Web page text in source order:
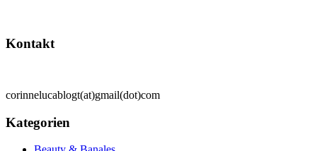
Kontakt
corinnelucablogt(at)gmail(dot)com
Kategorien